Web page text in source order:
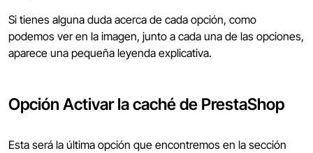
Si tienes alguna duda acerca de cada opción, como
podemos ver en la imagen, junto a cada una de las opciones,
aparece una pequeña leyenda explicativa.
Opción Activar la caché de PrestaShop
Esta será la última opción que encontremos en la sección